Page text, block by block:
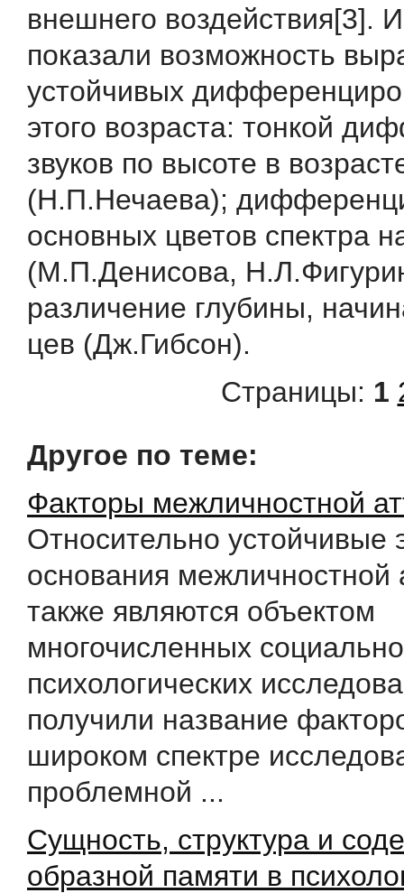
внешнего воздействия[3].
показали возможность
устойчивых
этого возраста: тонкой
звуков по высоте в
(Н.П.Нечаева);
основных цветов спектра
(М.П.Де­нисова,
различение глубины,
цев (Дж.Гибсон).
Страницы: 1
Другое по теме:
Факторы межличностной
Относительно устойчивые
основания межличностной
также являются объектом
многочисленных
психологических
получили название
широком спектре
проблемной ...
Сущность, структура и
образной памяти в